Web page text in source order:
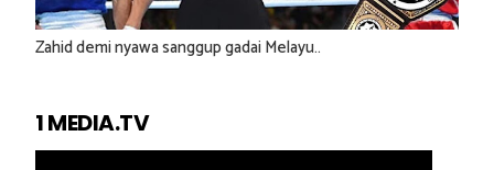
Zahid demi nyawa sanggup gadai Melayu..
1 MEDIA.TV